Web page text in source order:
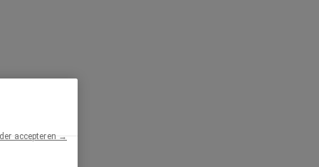
accepteren →